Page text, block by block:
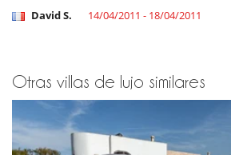
David S. 14/04/2011 - 18/04/2011
Otras villas de lujo similares